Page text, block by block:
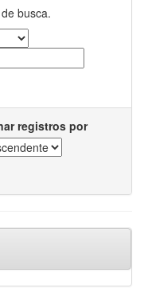
busca.
registros por